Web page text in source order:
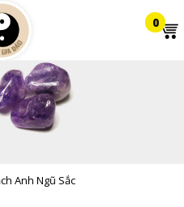
0
Anh Ngũ Sắc